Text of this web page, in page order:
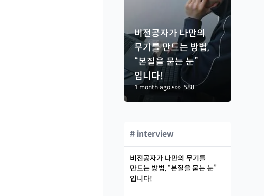
비전공자가 나만의
무기를 만드는 방법,
“본질을 묻는 눈”
입니다!
1 month ago•👀 588
# interview
비전공자가 나만의 무기를
만드는 방법, “본질을 묻는 눈”
입니다!